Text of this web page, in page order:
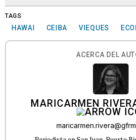
TAGS
HAWAI CEIBA VIEQUES
ACERCA DEL
MARICARMEN